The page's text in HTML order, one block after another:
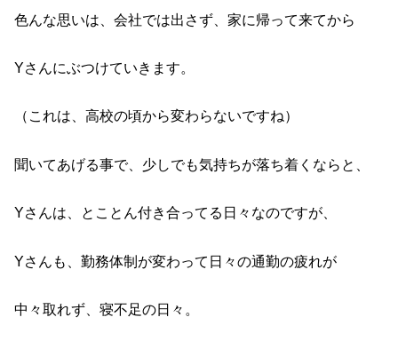
色んな思いは、会社では出さず、家に帰って来てから
Yさんにぶつけていきます。
（これは、高校の頃から変わらないですね）
聞いてあげる事で、少しでも気持ちが落ち着くならと、
Yさんは、とことん付き合ってる日々なのですが、
Yさんも、勤務体制が変わって日々の通勤の疲れが
中々取れず、寝不足の日々。